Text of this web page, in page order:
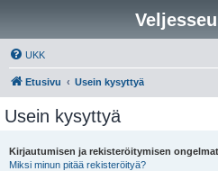
UKK
Etusivu Usein kysyttyä
Usein kysyttyä
Kirjautumisen ja rekisteröitymisen ongelmat
Miksi minun pitää rekisteröityä?